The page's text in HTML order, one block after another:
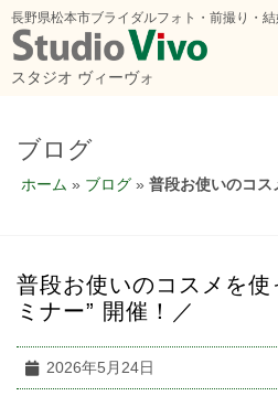
長野県松本市ブライダルフォト・前撮り・結
スタジオ ヴィーヴォ
ブログ
ホーム » ブログ » 普段お使いのコス
普段お使いのコスメを
ミナー” 開催！／
2026年5月24日